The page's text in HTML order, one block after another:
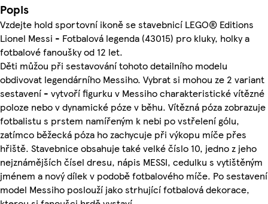
Popis
Vzdejte hold sportovní ikoně se stavebnicí LEGO® Editions
Lionel Messi - Fotbalová legenda (43015) pro kluky, holky a
fotbalové fanoušky od 12 let.
Děti můžou při sestavování tohoto detailního modelu
obdivovat legendárního Messiho. Vybrat si mohou ze 2 variant
sestavení - vytvoří figurku v Messiho charakteristické vítězné
poloze nebo v dynamické póze v běhu. Vítězná póza zobrazuje
fotbalistu s prstem namířeným k nebi po vstřelení gólu,
zatímco běžecká póza ho zachycuje při výkopu míče přes
hřiště. Stavebnice obsahuje také velké číslo 10, jedno z jeho
nejznámějších čísel dresu, nápis MESSI, cedulku s vytištěným
jménem a nový dílek v podobě fotbalového míče. Po sestavení
model Messiho poslouží jako strhující fotbalová dekorace,